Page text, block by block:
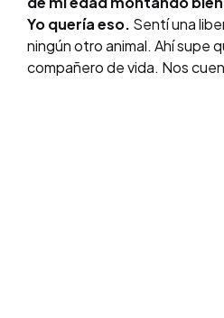
Yo quería eso. Sentí una
ningún otro animal. Ahí supe
compañero de vida. Nos